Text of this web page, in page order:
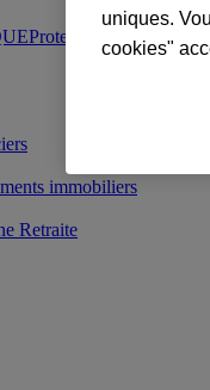
Protection juridique
uniques.
cookies"